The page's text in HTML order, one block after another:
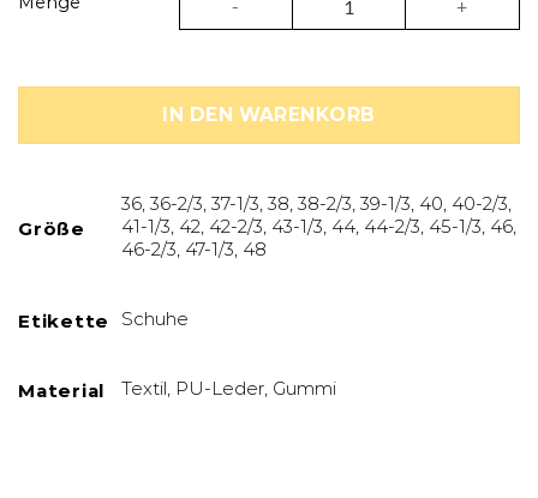
IN DEN WARENKORB
Größe
36, 36-2/3, 37-1/3, 38, 38-2/3, 39-1/3, 40, 40-2/3,
41-1/3, 42, 42-2/3, 43-1/3, 44, 44-2/3, 45-1/3, 46,
46-2/3, 47-1/3, 48
Etikette Schuhe
Material Textil, PU-Leder, Gummi